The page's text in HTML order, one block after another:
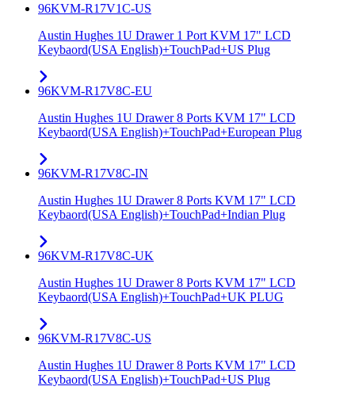
96KVM-R17V1C-US
Austin Hughes 1U Drawer 1 Port KVM 17" LCD
Keybaord(USA English)+TouchPad+US Plug
96KVM-R17V8C-EU
Austin Hughes 1U Drawer 8 Ports KVM 17" LCD
Keybaord(USA English)+TouchPad+European Plug
96KVM-R17V8C-IN
Austin Hughes 1U Drawer 8 Ports KVM 17" LCD
Keybaord(USA English)+TouchPad+Indian Plug
96KVM-R17V8C-UK
Austin Hughes 1U Drawer 8 Ports KVM 17" LCD
Keybaord(USA English)+TouchPad+UK PLUG
96KVM-R17V8C-US
Austin Hughes 1U Drawer 8 Ports KVM 17" LCD
Keybaord(USA English)+TouchPad+US Plug